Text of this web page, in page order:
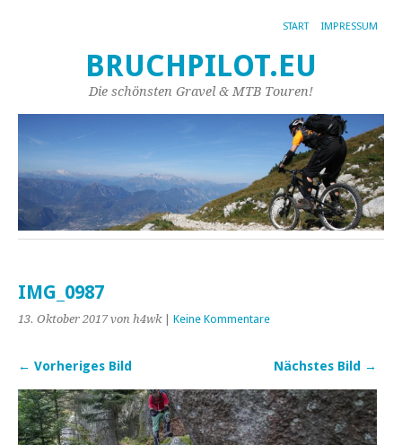
START IMPRESSUM
BRUCHPILOT.EU
Die schönsten Gravel & MTB Touren!
IMG_0987
13. Oktober 2017 von h4wk| Keine Kommentare
← Vorheriges Bild Nächstes Bild →